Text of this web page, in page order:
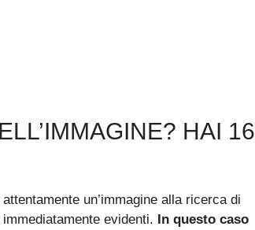
HAI 16
un’immagine alla ricerca di
evidenti. In questo caso